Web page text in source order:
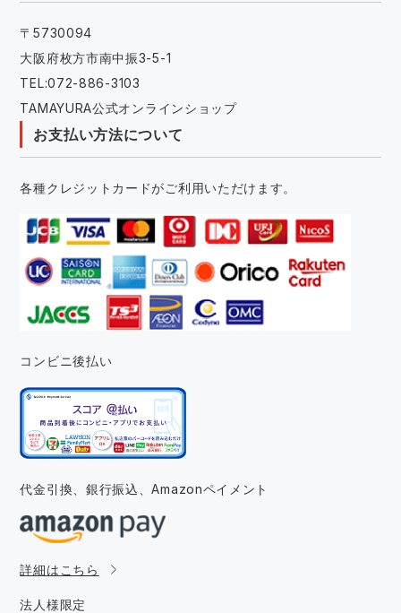
〒5730094
大阪府枚方市南中振3-5-1
TEL:072-886-3103
TAMAYURA公式オンラインショップ
お支払い方法について
各種クレジットカードがご利用いただけます。
コンビニ後払い
代金引換、銀行振込、Amazonペイメント
詳細はこちら
法人様限定